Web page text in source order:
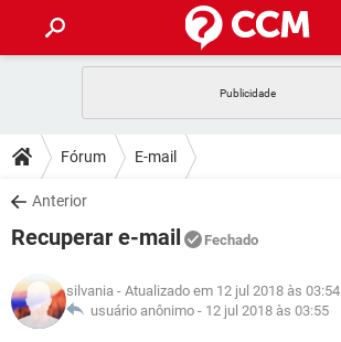
CELULAR
OUTLOOK
INSTAGRAM
DICAS
JOGOS
INSTAGRAM GMAIL
GUIA DE COMPRAS
DOWNLOADS
JOGOS
OUTLOOK EXCEL
FÓRUM
JOGOS WHATSAPP
CELULAR
GLOSSÁRIO
Fórum E-mail
Anterior
Recuperar e-mail Fechado
silvania - Atualizado em 12 jul 2018 às 03:54
usuário anônimo - 12 jul 2018 às 03:55